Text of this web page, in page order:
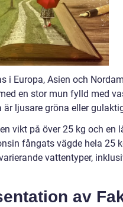
i Europa, Asien och
en stor mun fylld med
är ljusare gröna eller
vikt på över 25 kg och en
fångats vägde hela 25
vattentyper,
av